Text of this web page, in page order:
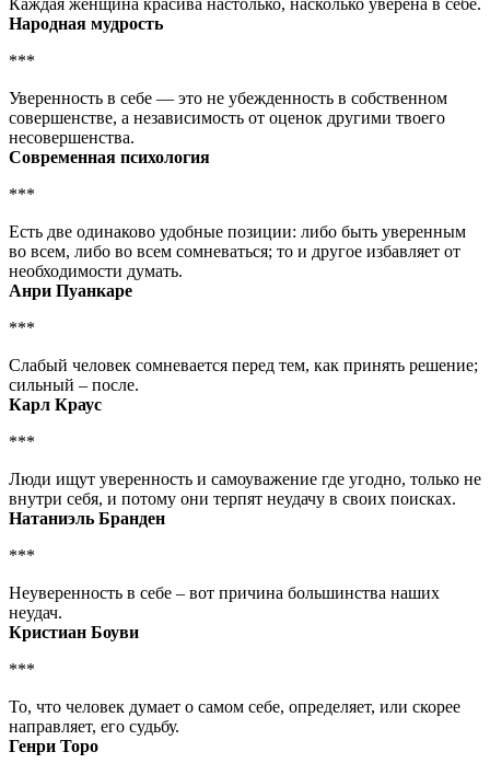
Каждая женщина красива настолько, насколько уверена в себе.
Народная мудрость
***
Уверенность в себе — это не убежденность в собственном
совершенстве, а независимость от оценок другими твоего
несовершенства.
Современная психология
***
Есть две одинаково удобные позиции: либо быть уверенным
во всем, либо во всем сомневаться; то и другое избавляет от
необходимости думать.
Анри Пуанкаре
***
Слабый человек сомневается перед тем, как принять решение;
сильный – после.
Карл Краус
***
Люди ищут уверенность и самоуважение где угодно, только не
внутри себя, и потому они терпят неудачу в своих поисках.
Натаниэль Бранден
***
Неуверенность в себе – вот причина большинства наших
неудач.
Кристиан Боуви
***
То, что человек думает о самом себе, определяет, или скорее
направляет, его судьбу.
Генри Торо